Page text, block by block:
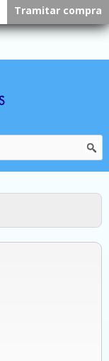
Tramitar compra